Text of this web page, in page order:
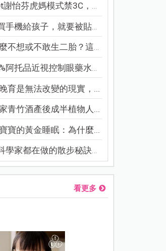
怡芬虎媽模式禁3C，看...
手機給孩子，就要被貼「...
不想或不敢生二胎？這8...
阿托品近視控制眼藥水納...
育是無法改變的現實，...
青竹酒產後成半植物人...
寶的黃金睡眠：為什麼...
學家都在做的散步秘訣！...
看更多